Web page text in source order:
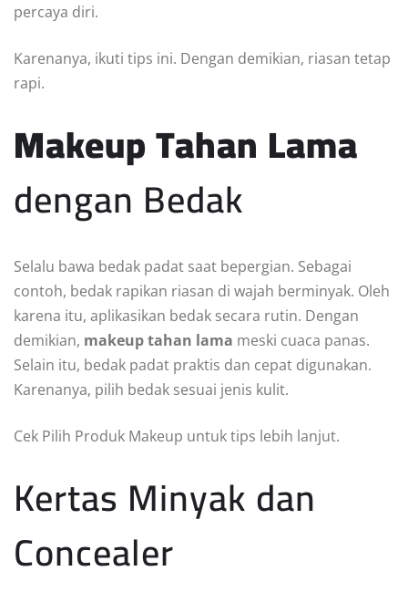
percaya diri.
Karenanya, ikuti tips ini. Dengan demikian, riasan tetap
rapi.
Makeup Tahan Lama
dengan Bedak
Selalu bawa bedak padat saat bepergian. Sebagai
contoh, bedak rapikan riasan di wajah berminyak. Oleh
karena itu, aplikasikan bedak secara rutin. Dengan
demikian, makeup tahan lama meski cuaca panas.
Selain itu, bedak padat praktis dan cepat digunakan.
Karenanya, pilih bedak sesuai jenis kulit.
Cek Pilih Produk Makeup untuk tips lebih lanjut.
Kertas Minyak dan
Concealer